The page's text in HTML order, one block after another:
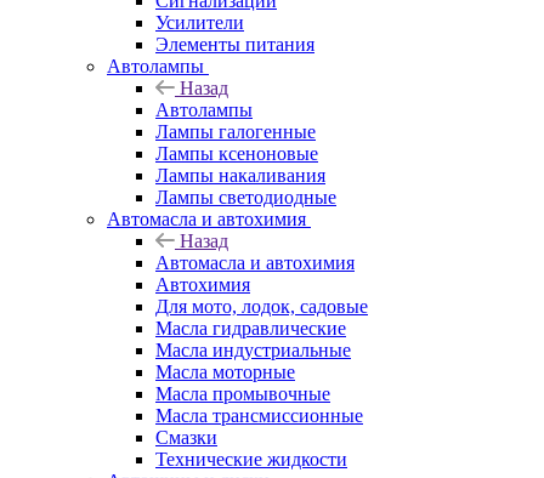
Усилители
Элементы питания
Автолампы
Назад
Автолампы
Лампы галогенные
Лампы ксеноновые
Лампы накаливания
Лампы светодиодные
Автомасла и автохимия
Назад
Автомасла и автохимия
Автохимия
Для мото, лодок, садовые
Масла гидравлические
Масла индустриальные
Масла моторные
Масла промывочные
Масла трансмиссионные
Смазки
Технические жидкости